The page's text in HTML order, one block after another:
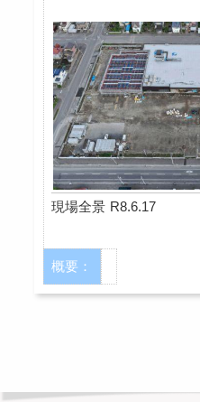
現場全景 R8.6.17
概要：